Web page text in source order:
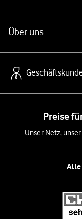
Über uns
Preise
Unser Netz,
Alle